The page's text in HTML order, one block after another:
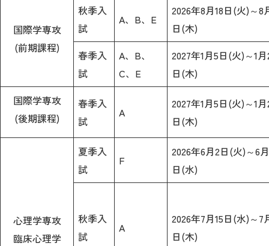
国際学専攻
(前期課程)
秋季入
試
A、B、E
2026年8月18日(火)～8
日(木)
春季入
試
A、B、
C、E
2027年1月5日(火)～1月
日(木)
国際学専攻
(後期課程)
春季入
試
A
2027年1月5日(火)～1月
日(木)
心理学専攻
臨床心理学
夏季入
試
F
2026年6月2日(火)～6
日(水)
秋季入
試
A
2026年7月15日(水)～7
日(木)